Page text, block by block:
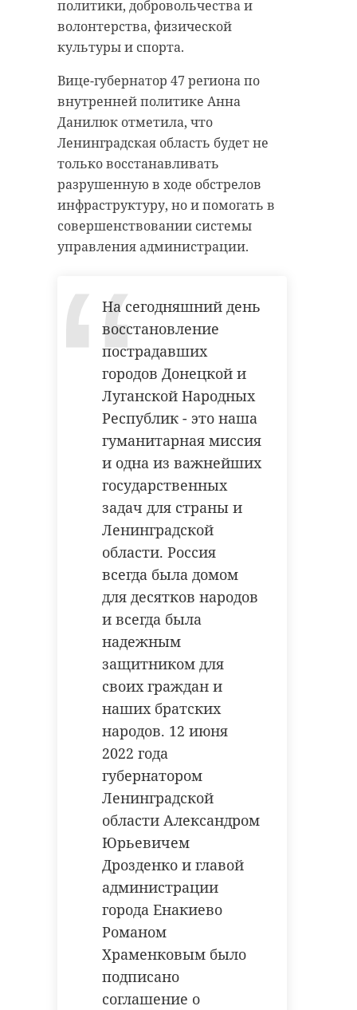
политики, добровольчества и
волонтерства, физической
культуры и спорта.
Вице-губернатор 47 региона по
внутренней политике Анна
Данилюк отметила, что
Ленинградская область будет не
только восстанавливать
разрушенную в ходе обстрелов
инфраструктуру, но и помогать в
совершенствовании системы
управления администрации.
На сегодняшний день
восстановление
пострадавших
городов Донецкой и
Луганской Народных
Республик - это наша
гуманитарная миссия
и одна из важнейших
государственных
задач для страны и
Ленинградской
области. Россия
всегда была домом
для десятков народов
и всегда была
надежным
защитником для
своих граждан и
наших братских
народов. 12 июня
2022 года
губернатором
Ленинградской
области Александром
Юрьевичем
Дрозденко и главой
администрации
города Енакиево
Романом
Храменковым было
подписано
соглашение о